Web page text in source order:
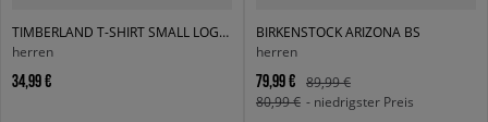
TIMBERLAND T-SHIRT SMALL LOGO PRINT TEE
herren
34,99 €
BIRKENSTOCK ARIZONA BS
herren
79,99 €
89,99 €
80,99 € - niedrigster Preis